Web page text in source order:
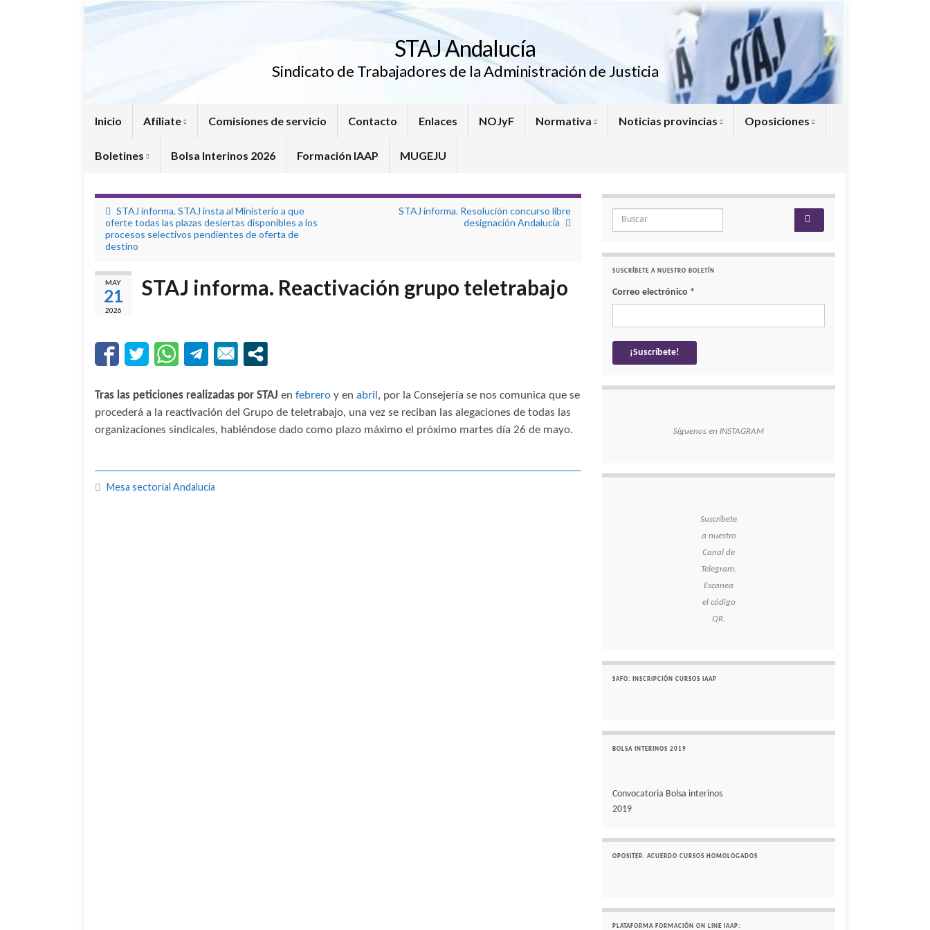
STAJ Andalucía
Sindicato de Trabajadores de la Administración de Justicia
Inicio Afíliate Comisiones de servicio Contacto Enlaces NOJyF Normativa Noticias provincias Oposiciones
Boletines Bolsa Interinos 2026 Formación IAAP MUGEJU
STAJ informa. STAJ insta al Ministerio a que
oferte todas las plazas desiertas disponibles a los
procesos selectivos pendientes de oferta de
destino
STAJ informa. Resolución concurso libre
designación Andalucía
MAY
21
2026
STAJ informa. Reactivación grupo teletrabajo
Tras las peticiones realizadas por STAJ en febrero y en abril , por la Consejería se nos comunica que se
procederá a la reactivación del Grupo de teletrabajo, una vez se reciban las alegaciones de todas las
organizaciones sindicales, habiéndose dado como plazo máximo el próximo martes día 26 de mayo.
Mesa sectorial Andalucía
Search for:
SUSCRÍBETE A NUESTRO BOLETÍN
Correo electrónico *
Síguenos en INSTAGRAM
Suscríbete
a nuestro
Canal de
Telegram.
Escanea
el código
QR.
SAFO: INSCRIPCIÓN CURSOS IAAP
BOLSA INTERINOS 2019
Convocatoria Bolsa interinos
2019
OPOSITER. ACUERDO CURSOS HOMOLOGADOS
PLATAFORMA FORMACIÓN ON LINE IAAP: